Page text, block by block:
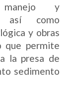
y
así como
y obras
que permite
la presa de
sedimento